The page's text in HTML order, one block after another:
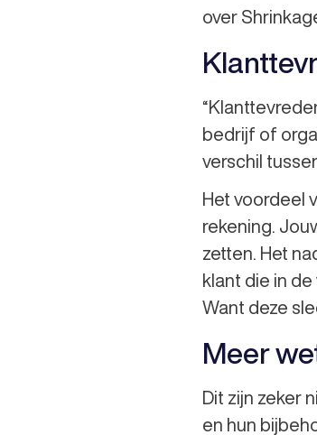
over
bedrijf of
verschil
Het voordeel
rekening.
zetten. Het
klant die in
Want deze
Meer
Dit zijn zeker
en hun